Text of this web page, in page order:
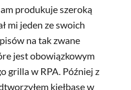
produkuje szeroką
mi jeden ze swoich
na tak zwane
jest obowiązkowym
grilla w RPA. Później z
kiełbasę w